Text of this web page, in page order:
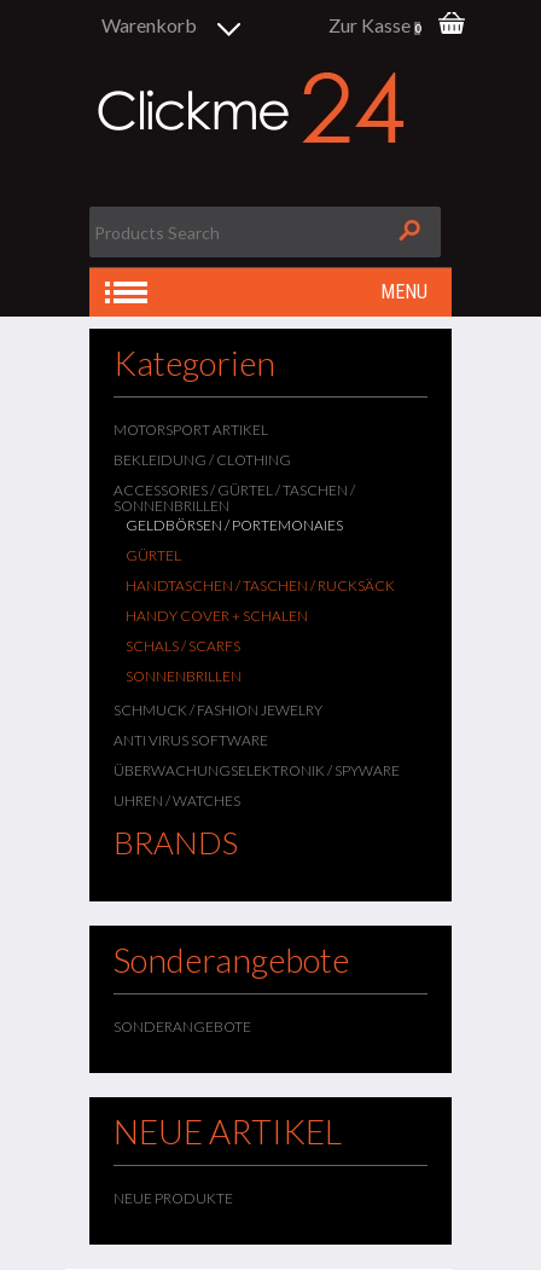
Warenkorb Zur Kasse 0
MENU
Kategorien
MOTORSPORT ARTIKEL
BEKLEIDUNG / CLOTHING
ACCESSORIES / GÜRTEL / TASCHEN /
SONNENBRILLEN
GELDBÖRSEN / PORTEMONAIES
GÜRTEL
HANDTASCHEN / TASCHEN / RUCKSÄCK
HANDY COVER + SCHALEN
SCHALS / SCARFS
SONNENBRILLEN
SCHMUCK / FASHION JEWELRY
ANTI VIRUS SOFTWARE
ÜBERWACHUNGSELEKTRONIK / SPYWARE
UHREN / WATCHES
BRANDS
Sonderangebote
SONDERANGEBOTE
NEUE ARTIKEL
NEUE PRODUKTE